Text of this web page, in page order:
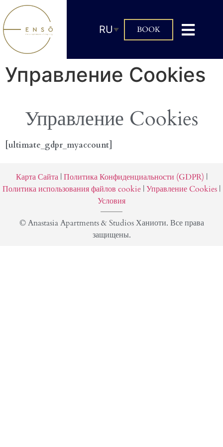
RU BOOK
Управление Cookies
Управление Cookies
[ultimate_gdpr_myaccount]
Карта Сайта| Политика Конфиденциальности (GDPR) |
Политика использования файлов cookie | Управление Cookies |
Условия
© Anastasia Apartments & Studios Ханиоти. Все права
защищены.